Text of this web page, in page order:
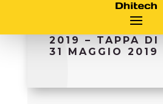
CAMPIONATO
2019 – TAPPA DI
31 MAGGIO 2019